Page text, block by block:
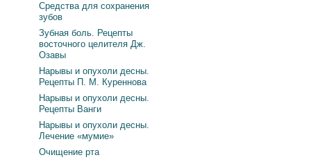
Средства для сохранения
зубов
Зубная боль. Рецепты
восточного целителя Дж.
Озавы
Нарывы и опухоли десны.
Рецепты П. М. Куреннова
Нарывы и опухоли десны.
Рецепты Ванги
Нарывы и опухоли десны.
Лечение «мумие»
Очищение рта